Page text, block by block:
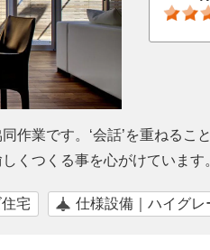
作業です。‘会話’を重ねる
くつくる事を心がけています
宅 仕様設備｜ハイグレ